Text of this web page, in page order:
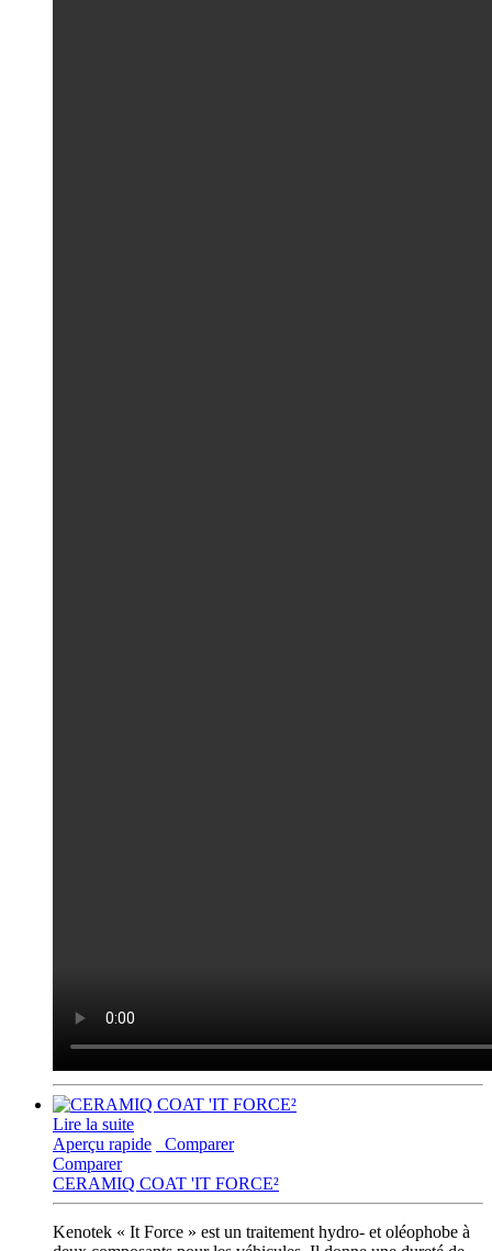
Lire la suite
Aperçu rapide
Comparer
Comparer
CERAMIQ COAT 'IT FORCE²
Kenotek « It Force » est un traitement hydro- et oléophobe à